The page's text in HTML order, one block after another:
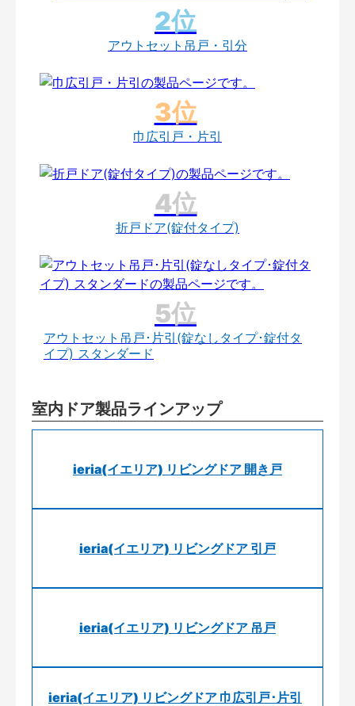
アウトセット吊戸・引分
巾広引戸・片引
折戸ドア(錠付タイプ)
アウトセット吊戸･片引(錠なしタイプ･錠付タ
イプ) スタンダード
室内ドア製品ラインアップ
ieria(イエリア) リビングドア 開き戸
ieria(イエリア) リビングドア 引戸
ieria(イエリア) リビングドア 吊戸
ieria(イエリア) リビングドア 巾広引戸･片引